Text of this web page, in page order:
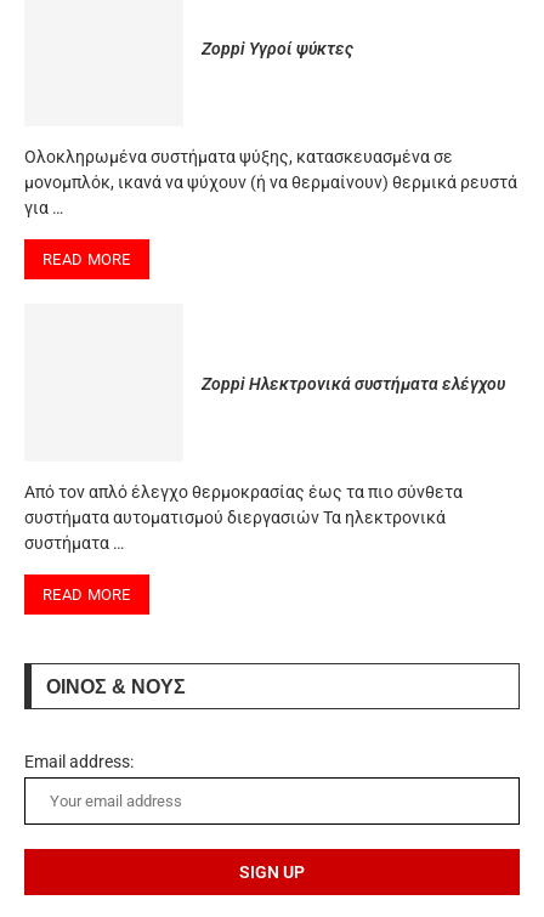
Zoppi Υγροί ψύκτες
Oλοκληρωμένα συστήματα ψύξης, κατασκευασμένα σε
μονομπλόκ, ικανά να ψύχουν (ή να θερμαίνουν) θερμικά ρευστά
για …
READ MORE
Zoppi Ηλεκτρονικά συστήματα ελέγχου
Από τον απλό έλεγχο θερμοκρασίας έως τα πιο σύνθετα
συστήματα αυτοματισμού διεργασιών Τα ηλεκτρονικά
συστήματα …
READ MORE
ΟΙΝΟΣ & ΝΟΥΣ
Email address: